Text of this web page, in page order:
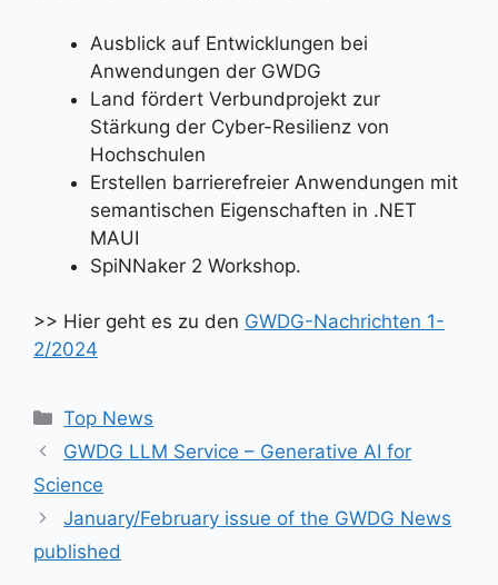
Ausblick auf Entwicklungen bei
Anwendungen der GWDG
Land fördert Verbundprojekt zur
Stärkung der Cyber-Resilienz von
Hochschulen
Erstellen barrierefreier Anwendungen mit
semantischen Eigenschaften in .NET
MAUI
SpiNNaker 2 Workshop.
>> Hier geht es zu den GWDG-Nachrichten 1-
2/2024
Kategorien
Top News
GWDG LLM Service – Generative AI for
Science
January/February issue of the GWDG News
published